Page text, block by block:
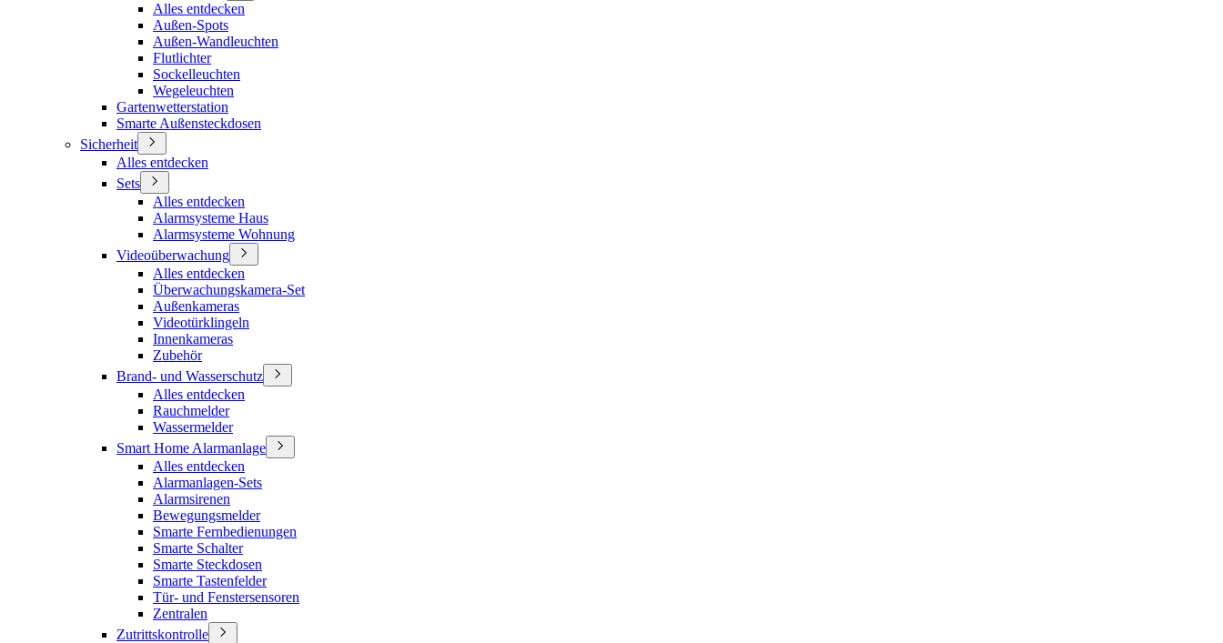
Alles entdecken
Außen-Spots
Außen-Wandleuchten
Flutlichter
Sockelleuchten
Wegeleuchten
Gartenwetterstation
Smarte Außensteckdosen
Sicherheit
Alles entdecken
Sets
Alles entdecken
Alarmsysteme Haus
Alarmsysteme Wohnung
Videoüberwachung
Alles entdecken
Überwachungskamera-Set
Außenkameras
Videotürklingeln
Innenkameras
Zubehör
Brand- und Wasserschutz
Alles entdecken
Rauchmelder
Wassermelder
Smart Home Alarmanlage
Alles entdecken
Alarmanlagen-Sets
Alarmsirenen
Bewegungsmelder
Smarte Fernbedienungen
Smarte Schalter
Smarte Steckdosen
Smarte Tastenfelder
Tür- und Fenstersensoren
Zentralen
Zutrittskontrolle